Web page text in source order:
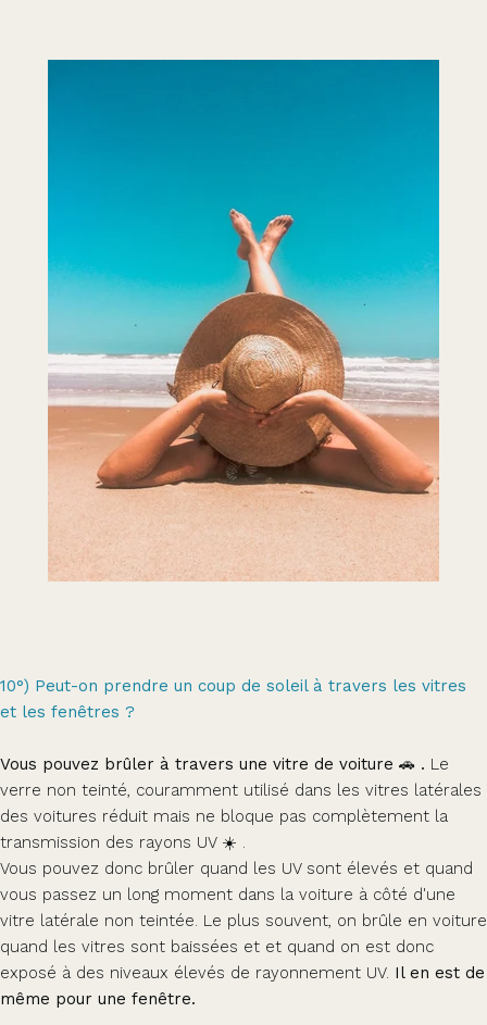
10°) Peut-on prendre un coup de soleil à travers les vitres
et les fenêtres ?
Vous pouvez brûler à travers une vitre de voiture 🚗 . Le
verre non teinté, couramment utilisé dans les vitres latérales
des voitures réduit mais ne bloque pas complètement la
transmission des rayons UV ☀️ .
Vous pouvez donc brûler quand les UV sont élevés et quand
vous passez un long moment dans la voiture à côté d'une
vitre latérale non teintée. Le plus souvent, on brûle en voiture
quand les vitres sont baissées et et quand on est donc
exposé à des niveaux élevés de rayonnement UV. Il en est de
même pour une fenêtre.